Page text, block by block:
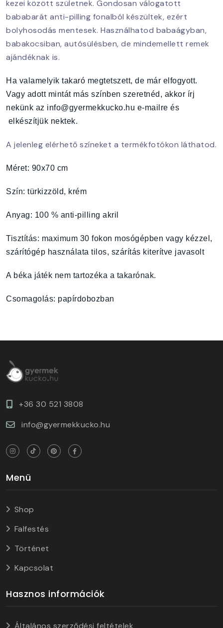
kezei között születnek. Gondosan válogatott
bababarát anti-pilling fonalból készültek, ezért
bolyhosodás mentesek. Használhatod babaágyban,
babakocsiban, autósülésben, de mindemellett remek
ajándéknak is.
Ha valamelyik takaró megtetszett, de már elfogyott.
Vagy adott mintát más színben szeretnéd, akkor írj
nekünk az info@gyermekkucko.hu e-mailre és
elkészítjük nektek.
A jelenleg elérhető színeket a termékfotókon láthatod.
Méret: 90x70 cm
Szín: türkizzöld, krém
Anyag: 100 % anti-pilling akril
Tisztítás: maximum 30 fokon mosógépben vagy kézzel,
szárítógép használata tilos, szárítás kiterítve javasolt
A béka játék nem tartozéka a takarónak.
Csomagolás: papírdobozban
+36 30 521 3808
info@gyermekkucko.hu
Menü
Shop
Falfestés
Történet
Kapcsolat
Hasznos információk
Általános szerződési feltételek